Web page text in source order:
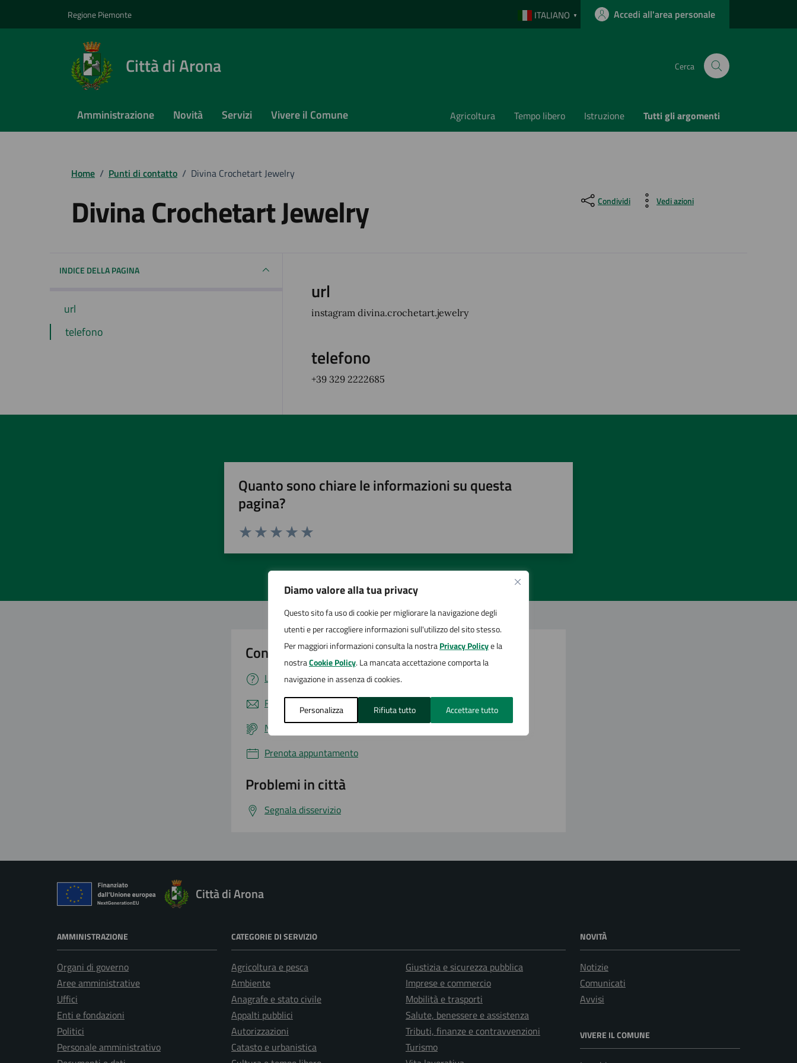
Diamo valore alla tua privacy
Questo sito fa uso di cookie per migliorare la navigazione degli
utenti e per raccogliere informazioni sull'utilizzo del sito stesso.
Per maggiori informazioni consulta la nostraPrivacy Policye la
nostraCookie Policy. La mancata accettazione comporta la
navigazione in assenza di cookies.
Personalizza Rifiuta tutto Accettare tutto
Regione Piemonte ITALIANO ▼ Accedi all'area personale
Città di Arona Cerca
Amministrazione Novità Servizi Vivere il Comune Agricoltura Tempo libero Istruzione Tutti gli argomenti
Home / Punti di contatto / Divina Crochetart Jewelry
Divina Crochetart Jewelry Condividi Vedi azioni
INDICE DELLA PAGINA
url
telefono
url
instagram divina.crochetart.jewelry
telefono
+39 329 2222685
Quanto sono chiare le informazioni su questa
pagina?
Contatta il comune
Leggi le domande frequenti
Richiedi assistenza
Numero verde
Prenota appuntamento
Problemi in città
Segnala disservizio
Città di Arona
AMMINISTRAZIONE
Organi di governo
Aree amministrative
Uffici
Enti e fondazioni
Politici
Personale amministrativo
CATEGORIE DI SERVIZIO
Agricoltura e pesca
Ambiente
Anagrafe e stato civile
Appalti pubblici
Autorizzazioni
Catasto e urbanistica
Giustizia e sicurezza pubblica
Imprese e commercio
Mobilità e trasporti
Salute, benessere e assistenza
Tributi, finanze e contravvenzioni
Turismo
NOVITÀ
Notizie
Comunicati
Avvisi
VIVERE IL COMUNE